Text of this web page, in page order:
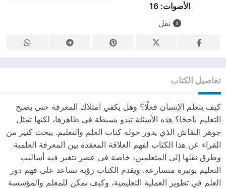
الأصوات:16
نقل
تفاصيل الكتاب
كيف يتعلم الإنسان فعلًا؟ وهل يكفي امتلاك المعرفة حتى يصبح
التعليم ناجحًا؟ هذه الأسئلة تبدو بسيطة في ظاهرها، لكنها تمثل
جوهر النقاش الذي يدور حوله كتاب العلم والتعليم. يبحث كثير من
القراء عن هذا الكتاب لفهم العلاقة المعقدة بين المعرفة العلمية
وطرق نقلها إلى المتعلمين، خاصة في عصر تتغير فيه أساليب
التعليم بوتيرة متسارعة. ويقدم الكتاب رؤية تساعد على فهم دور
العلم في تطوير العملية التعليمية، وكيف يمكن للمعلم والمؤسسة